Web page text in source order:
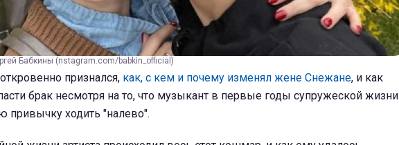
Бабкины (nstagram.com/babkin_official)
признался, как, с кем и почему изменял жене Снежане, и как
брак несмотря на то, что музыкант в первые годы супружеской жизни
привычку ходить "налево".